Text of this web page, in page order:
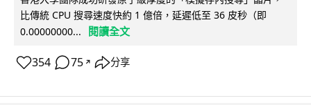
比傳統 CPU 搜尋速度快約 1 億倍，延遲低至 36 皮秒（即
0.00000000...
閱讀全文
354 75 ↗ 分享